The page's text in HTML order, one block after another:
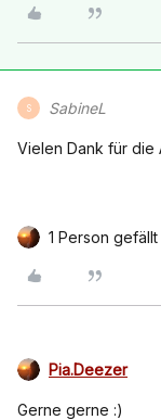
S SabineL
Vielen Dank für die
1 Person gefällt
Pia.Deezer
Gerne gerne :)